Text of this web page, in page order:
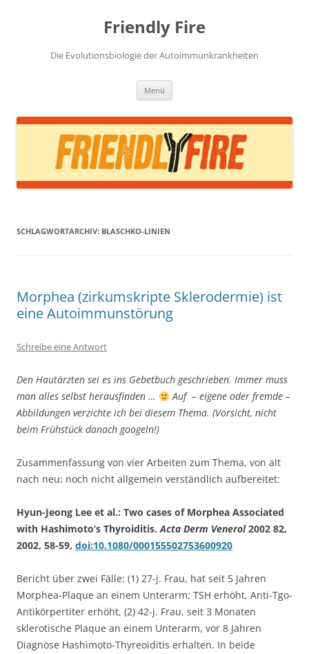
Friendly Fire
Die Evolutionsbiologie der Autoimmunkrankheiten
Menü
SCHLAGWORTARCHIV: BLASCHKO-LINIEN
Morphea (zirkumskripte Sklerodermie) ist
eine Autoimmunstörung
Schreibe eine Antwort
Den Hautärzten sei es ins Gebetbuch geschrieben. Immer muss
man alles selbst herausfinden …
Auf – eigene oder fremde –
Abbildungen verzichte ich bei diesem Thema. (Vorsicht, nicht
beim Frühstück danach googeln!)
Zusammenfassung von vier Arbeiten zum Thema, von alt
nach neu; noch nicht allgemein verständlich aufbereitet:
Hyun-Jeong Lee et al.: Two cases of Morphea Associated
with Hashimoto’s Thyroiditis.Acta Derm Venerol2002 82,
2002, 58-59, doi:10.1080/000155502753600920
Bericht über zwei Fälle: (1) 27-j. Frau, hat seit 5 Jahren
Morphea-Plaque an einem Unterarm; TSH erhöht, Anti-Tgo-
Antikörpertiter erhöht, (2) 42-j. Frau, seit 3 Monaten
sklerotische Plaque an einem Unterarm, vor 8 Jahren
Diagnose Hashimoto-Thyreoiditis erhalten. In beide